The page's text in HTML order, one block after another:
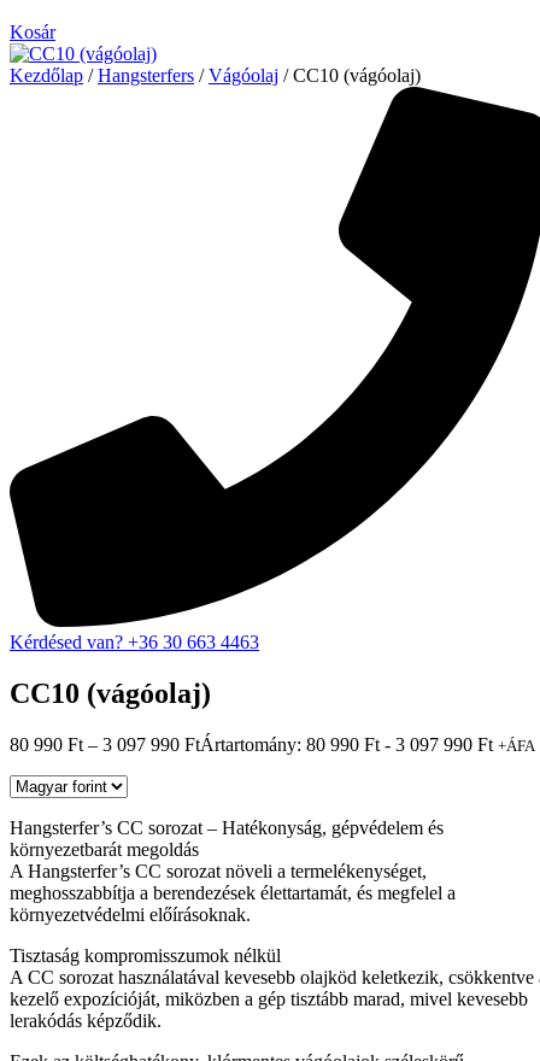
Kosár
Kezdőlap /Hangsterfers /Vágóolaj / CC10 (vágóolaj)
Kérdésed van? +36 30 663 4463
CC10 (vágóolaj)
80 990 Ft – 3 097 990 FtÁrtartomány: 80 990 Ft - 3 097 990 Ft +ÁFA
Hangsterfer’s CC sorozat – Hatékonyság, gépvédelem és
környezetbarát megoldás
A Hangsterfer’s CC sorozat növeli a termelékenységet,
meghosszabbítja a berendezések élettartamát, és megfelel a
környezetvédelmi előírásoknak.
Tisztaság kompromisszumok nélkül
A CC sorozat használatával kevesebb olajköd keletkezik, csökkentve
kezelő expozícióját, miközben a gép tisztább marad, mivel kevesebb
lerakódás képződik.